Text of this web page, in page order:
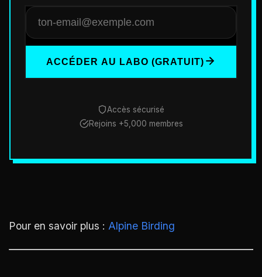
ACCÉDER AU LABO (GRATUIT)
Accès sécurisé
Rejoins +5,000 membres
Pour en savoir plus : Alpine Birding